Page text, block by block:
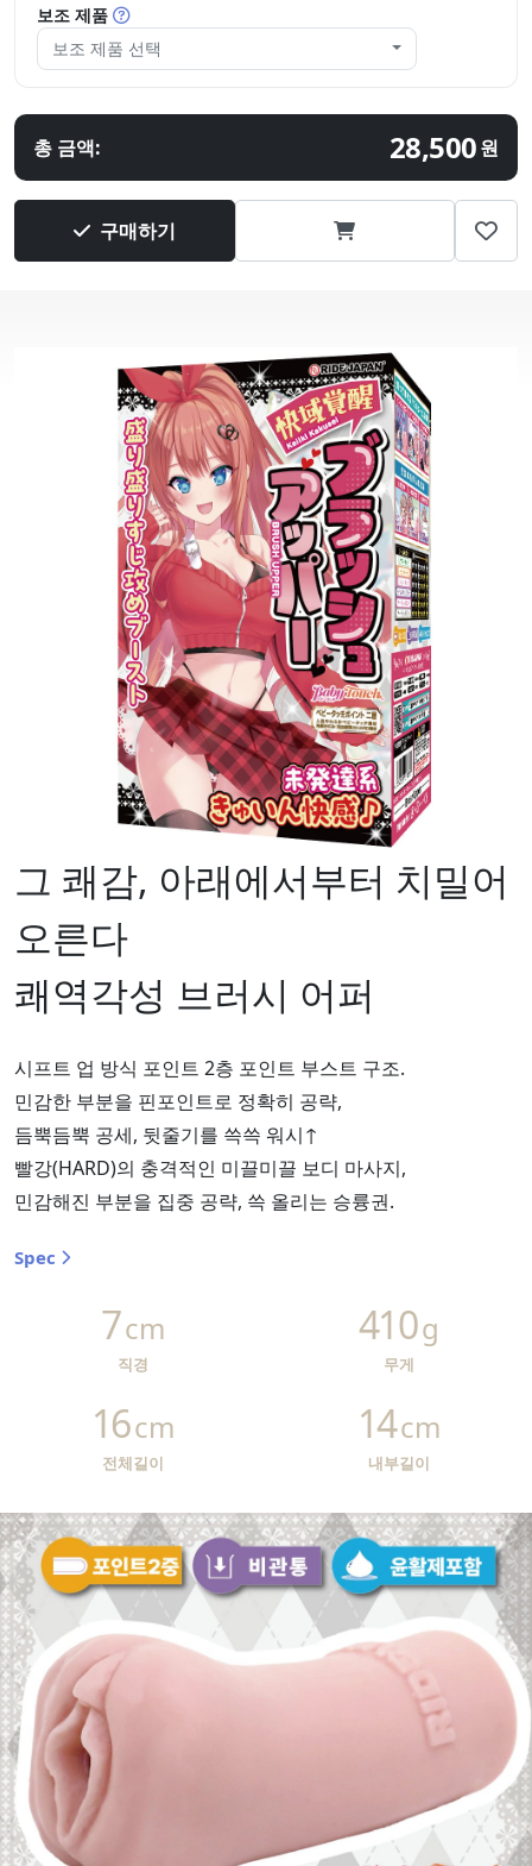
보조 제품
보조 제품 선택
총 금액: 28,500원
구매하기
그 쾌감, 아래에서부터 치밀어
오른다
쾌역각성 브러시 어퍼
시프트 업 방식 포인트 2층 포인트 부스트 구조.
민감한 부분을 핀포인트로 정확히 공략,
듬뿍듬뿍 공세, 뒷줄기를 쓱쓱 워시↑
빨강(HARD)의 충격적인 미끌미끌 보디 마사지,
민감해진 부분을 집중 공략, 쓱 올리는 승륭권.
Spec
직경
7cm
무게
410g
전체길이
16cm
내부길이
14cm